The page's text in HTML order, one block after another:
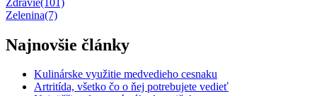
Zelenina(7)
Najnovšie články
Kulinárske využitie medvedieho cesnaku
Artritída, všetko čo o ňej potrebujete vedieť